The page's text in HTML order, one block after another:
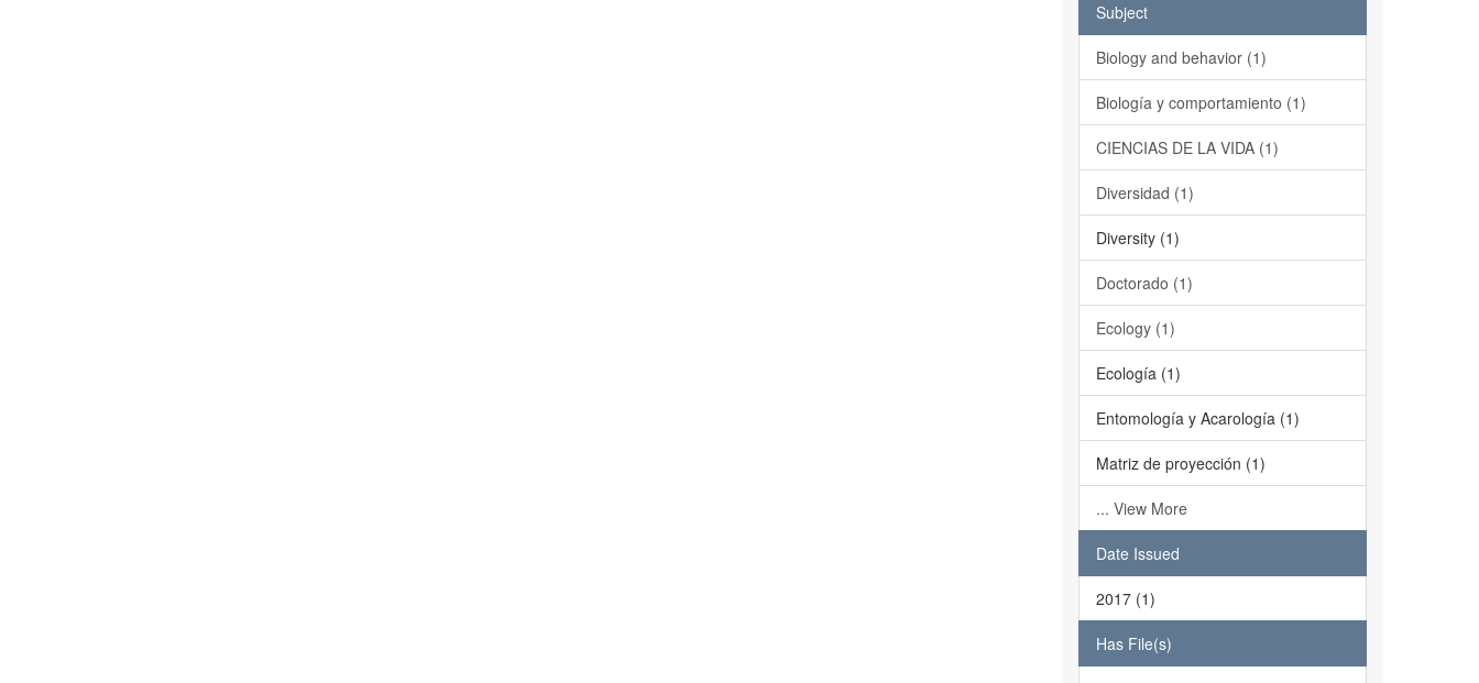
Subject
Biology and behavior (1)
Biología y comportamiento (1)
CIENCIAS DE LA VIDA (1)
Diversidad (1)
Diversity (1)
Doctorado (1)
Ecology (1)
Ecología (1)
Entomología y Acarología (1)
Matriz de proyección (1)
... View More
Date Issued
2017 (1)
Has File(s)